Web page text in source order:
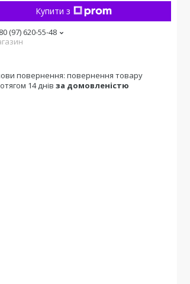
Купити з
(97) 620-55-48
повернення товару
14 днів за домовленістю